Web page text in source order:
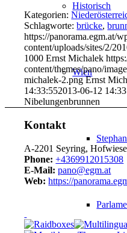
Historisch
Wien
Kategorien:
Schlagworte:brücke,
https://panorama.egm.at/
content/uploads/sites/2/
1000 Ernst Michalek
content/themes/pano/
michalek-2.png Ernst
14:33:552013-06-12
Nibelungenbrunnen
Kontakt
A-2201 Seyring,
Phone: +4369912015308
E-Mail: pano@egm.at
Web: https://